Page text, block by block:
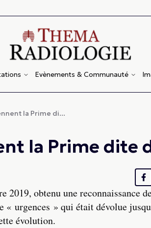
Evènements & Communauté
la Prime di...
la Prime dite
2019, obtenu une reconnaissance
urgences » qui était dévolue
évolution.